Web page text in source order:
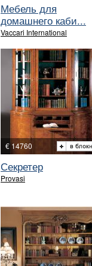
Мебель для
домашнего каби...
Vaccari International
€ 14760
Секретер
Provasi